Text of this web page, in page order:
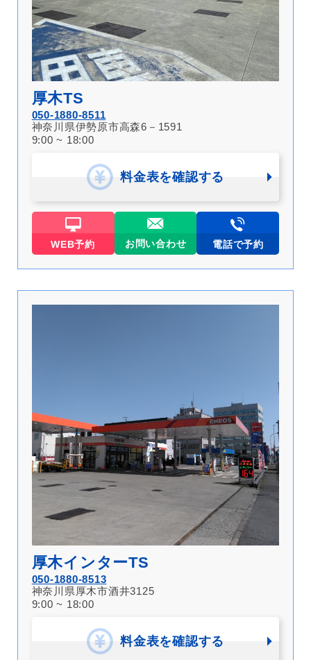
厚木TS
050-1880-8511
神奈川県伊勢原市高森6－1591
9:00 ~ 18:00
料金表を確認する
WEB予約 お問い合わせ 電話で予約
厚木インターTS
050-1880-8513
神奈川県厚木市酒井3125
9:00 ~ 18:00
料金表を確認する